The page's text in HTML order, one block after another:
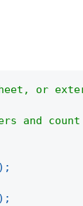
or
and
) ;
) ;